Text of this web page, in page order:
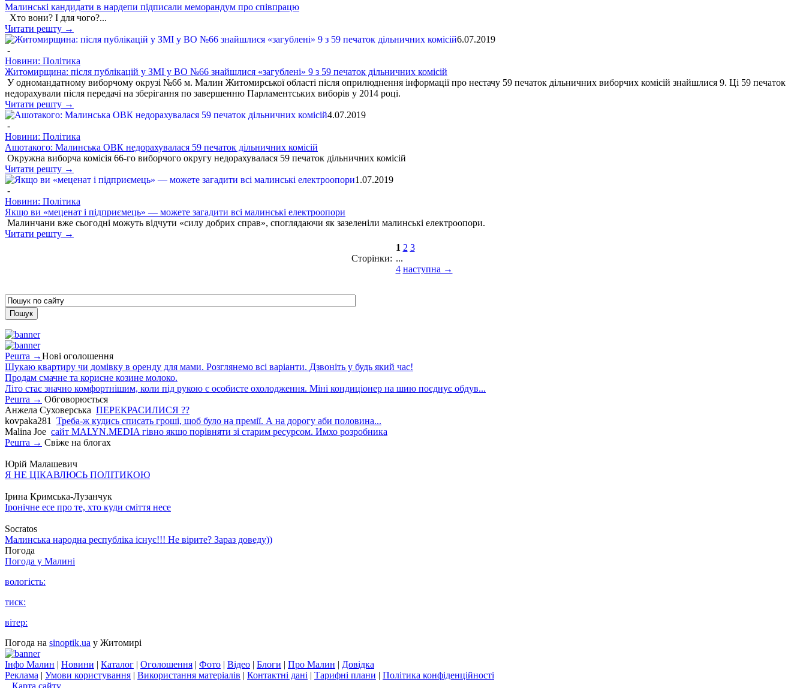
Малинські кандидати в нардепи підписали меморандум про співпрацю
Хто вони? І для чого?...
Читати решту →
6.07.2019
-
Новини: Політика
Житомирщина: після публікацій у ЗМІ у ВО №66 знайшлися «загублені» 9 з 59 печаток дільничних комісій
У одномандатному виборчому окрузі №66 м. Малин Житомирської області після оприлюднення інформації про нестачу 59 печаток дільничних виборчих комісій знайшлися 9. Ці 59 печаток
недорахували після передачі на зберігання по завершенню Парламентських виборів у 2014 році.
Читати решту →
4.07.2019
-
Новини: Політика
Ашотакого: Малинська ОВК недорахувалася 59 печаток дільничних комісій
Окружна виборча комісія 66-го виборчого округу недорахувалася 59 печаток дільничних комісій
Читати решту →
1.07.2019
-
Новини: Політика
Якщо ви «меценат і підприємець» — можете загадити всі малинські електроопори
Малинчани вже сьогодні можуть відчути «силу добрих справ», споглядаючи як зазеленіли малинські електроопори.
Читати решту →
Сторінки:
1 2 3
...
4 наступна →
Решта →Нові оголошення
Шукаю квартиру чи домівку в оренду для мами. Розглянемо всі варіанти. Дзвоніть у будь який час!
Продам смачне та корисне козине молоко.
Літо стає значно комфортнішим, коли під рукою є особисте охолодження. Міні кондиціонер на шию поєднує обдув...
Решта → Обговорюється
Анжела Суховерська ПЕРЕКРАСИЛИСЯ ??
kovpaka281
Треба-ж кудись списать гроші, щоб було на премії. А на дорогу аби половина...
Malina Joe сайт MALYN.MEDIA гiвно якщо порiвняти зi старим ресурсом. Имхо розробника
Решта → Свіже на блогах
Юрій Малашевич
Я НЕ ЦІКАВЛЮСЬ ПОЛІТИКОЮ
Ірина Кримська-Лузанчук
Іронічне есе про те, хто куди сміття несе
Socratos
Малинська народна республіка існує!!! Не вірите? Зараз доведу))
Погода
Погода у Малині
вологість:
тиск:
вітер:
Погода на sinoptik.ua у Житомирі
Інфо Малин | Новини | Каталог | Оголошення | Фото | Відео | Блоги | Про Малин | Довідка
Реклама | Умови користування | Використання матеріалів | Контактні дані | Тарифні плани | Політика конфіденційності
Карта сайту